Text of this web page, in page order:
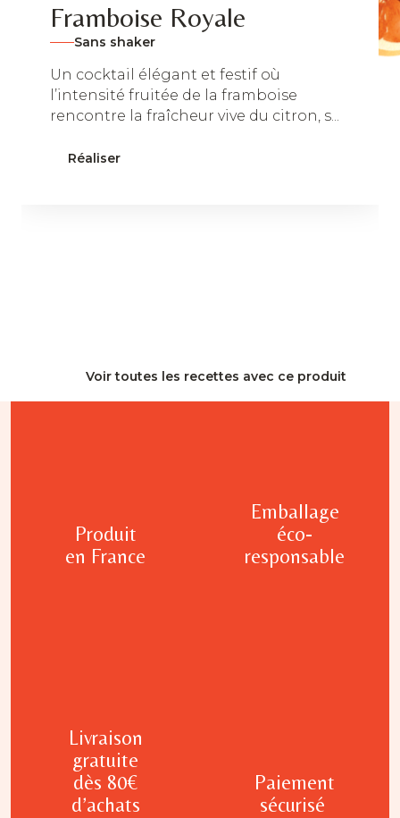
Framboise Royale
Sans shaker
Un cocktail élégant et festif où
l’intensité fruitée de la framboise
rencontre la fraîcheur vive du citron, s...
Réaliser
Voir toutes les recettes avec ce produit
Produit
en France
Emballage
éco-
responsable
Livraison
gratuite
dès 80€
d’achats
Paiement
sécurisé